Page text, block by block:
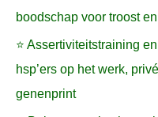
boodschap voor troost
⭐ Assertiviteitstraining
hsp’ers op het werk,
genenprint